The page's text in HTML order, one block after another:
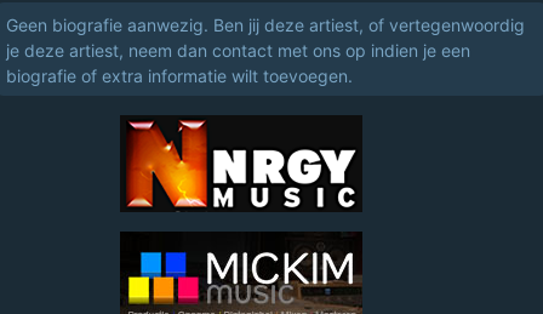
Geen biografie aanwezig. Ben jij deze artiest, of vertegenwoordig
je deze artiest, neem dan contact met ons op indien je een
biografie of extra informatie wilt toevoegen.